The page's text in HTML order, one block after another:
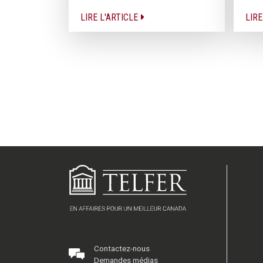
LIRE L'ARTICLE
Contactez-nous
Demandes médias